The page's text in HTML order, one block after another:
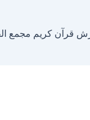
قرآن کریم مجمع